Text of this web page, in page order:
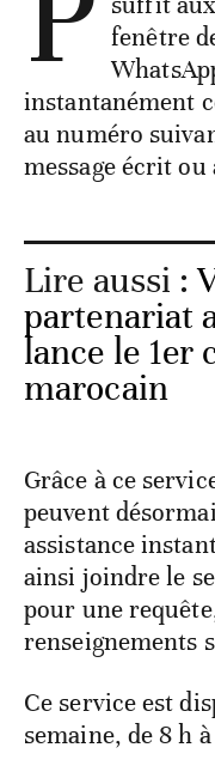
fenêtre
instantanément
au numéro
message écrit ou
Lire aussi :
partenariat
lance le 1er
marocain
Grâce à ce
peuvent
assistance
ainsi joindre le
pour une
renseignements
Ce service est
semaine, de 8 h